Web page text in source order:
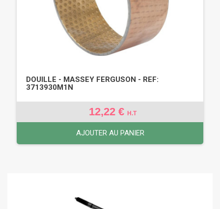
DOUILLE - MASSEY FERGUSON - REF:
3713930M1N
12,22 € H.T
AJOUTER AU PANIER